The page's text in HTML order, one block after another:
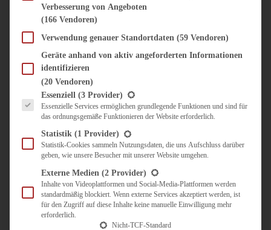
BROTAUFSTRICH
DIPS, SAUCEN, CHUTNEYS
KÜCHENGESCHENKE
UNTERWEGS
KULINARISCH UNTERWEGS
ÜBER MICH
ZUSAMMENARBEIT
Verbesserung von Angeboten
(166 Vendoren)
Verwendung genauer Standortdaten (59 Vendoren)
Geräte anhand von aktiv angeforderten Informationen
identifizieren
(20 Vendoren)
Es folgt eine Liste der Service-Gruppen, für die eine Einwilligung erteilt werden
Essenziell (3 Provider)
Essenzielle Services ermöglichen grundlegende Funktionen und sind für
das ordnungsgemäße Funktionieren der Website erforderlich.
Statistik (1 Provider)
Statistik-Cookies sammeln Nutzungsdaten, die uns Aufschluss darüber
geben, wie unsere Besucher mit unserer Website umgehen.
Externe Medien (2 Provider)
Inhalte von Videoplattformen und Social-Media-Plattformen werden
standardmäßig blockiert. Wenn externe Services akzeptiert werden, ist
für den Zugriff auf diese Inhalte keine manuelle Einwilligung mehr
erforderlich.
Nicht-TCF-Standard